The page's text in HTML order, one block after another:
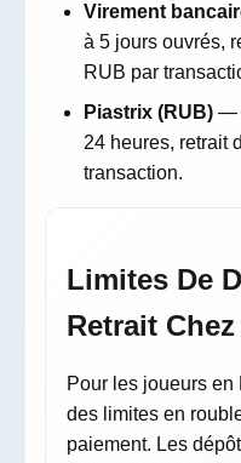
Virement
à 5 jours ouvrés,
RUB par
Piastrix (RUB) —
24 heures, retrait
transaction.
Limites De
Retrait
Pour les joueurs
des limites en
paiement. Les